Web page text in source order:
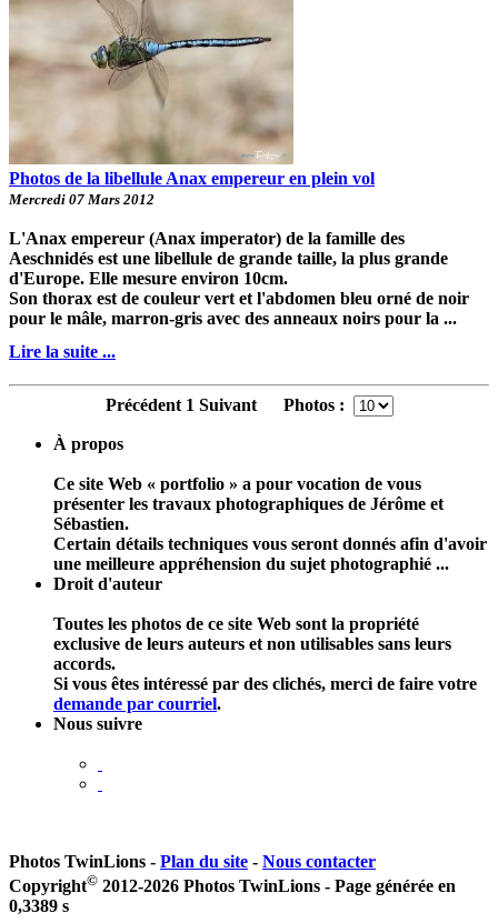
Photos de la libellule Anax empereur en plein vol
Mercredi 07 Mars 2012
L'Anax empereur (Anax imperator) de la famille des
Aeschnidés est une libellule de grande taille, la plus grande
d'Europe. Elle mesure environ 10cm.
Son thorax est de couleur vert et l'abdomen bleu orné de noir
pour le mâle, marron-gris avec des anneaux noirs pour la ...
Lire la suite ...
Précédent 1 SuivantPhotos :
À propos
Ce site Web « portfolio » a pour vocation de vous
présenter les travaux photographiques de Jérôme et
Sébastien.
Certain détails techniques vous seront donnés afin d'avoir
une meilleure appréhension du sujet photographié ...
Droit d'auteur
Toutes les photos de ce site Web sont la propriété
exclusive de leurs auteurs et non utilisables sans leurs
accords.
Si vous êtes intéressé par des clichés, merci de faire votre
demande par courriel.
Nous suivre
Photos TwinLions - Plan du site - Nous contacter
Copyright© 2012-2026 Photos TwinLions - Page générée en
0,3389 s